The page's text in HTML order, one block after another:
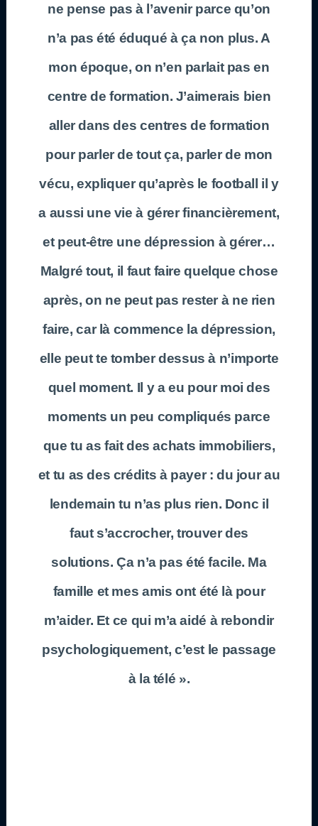
ne pense pas à l’avenir parce qu’on
n’a pas été éduqué à ça non plus. A
mon époque, on n’en parlait pas en
centre de formation. J’aimerais bien
aller dans des centres de formation
pour parler de tout ça, parler de mon
vécu, expliquer qu’après le football il y
a aussi une vie à gérer financièrement,
et peut-être une dépression à gérer…
Malgré tout, il faut faire quelque chose
après, on ne peut pas rester à ne rien
faire, car là commence la dépression,
elle peut te tomber dessus à n’importe
quel moment. Il y a eu pour moi des
moments un peu compliqués parce
que tu as fait des achats immobiliers,
et tu as des crédits à payer : du jour au
lendemain tu n’as plus rien. Donc il
faut s’accrocher, trouver des
solutions. Ça n’a pas été facile. Ma
famille et mes amis ont été là pour
m’aider. Et ce qui m’a aidé à rebondir
psychologiquement, c’est le passage
à la télé ».